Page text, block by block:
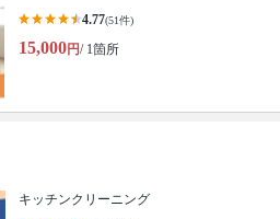
4.77(51件)
15,000円/ 1箇所
キッチンクリーニング